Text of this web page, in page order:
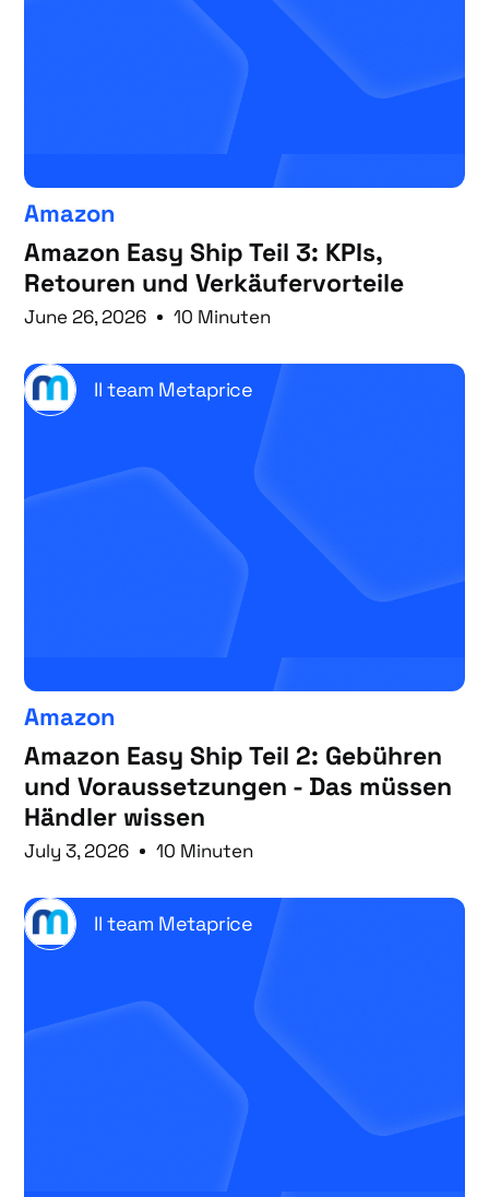
Amazon
Amazon Easy Ship Teil 3: KPIs,
Retouren und Verkäufervorteile
June 26, 2026 10 Minuten
Il team Metaprice
Amazon
Amazon Easy Ship Teil 2: Gebühren
und Voraussetzungen - Das müssen
Händler wissen
July 3, 2026 10 Minuten
Il team Metaprice